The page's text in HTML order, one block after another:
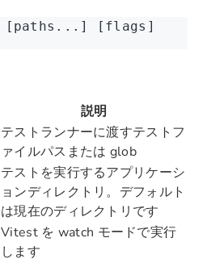
[paths...] [flags]
説明
テストランナーに渡すテストフ
ァイルパスまたは glob
テストを実行するアプリケーシ
ョンディレクトリ。デフォルト
は現在のディレクトリです
Vitest を watch モードで実行
します